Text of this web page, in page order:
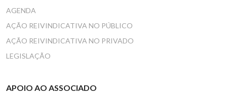
AGENDA
AÇÃO REIVINDICATIVA NO PÚBLICO
AÇÃO REIVINDICATIVA NO PRIVADO
LEGISLAÇÃO
APOIO AO ASSOCIADO